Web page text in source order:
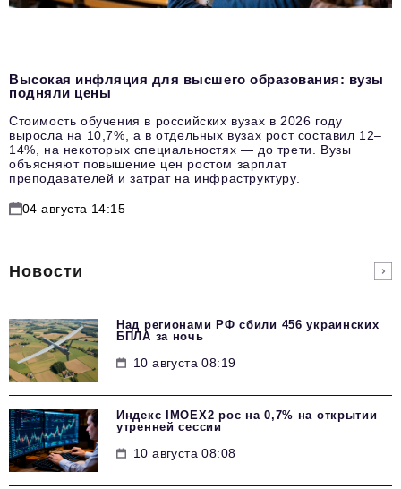
Высокая инфляция для высшего образования: вузы
подняли цены
Стоимость обучения в российских вузах в 2026 году
выросла на 10,7%, а в отдельных вузах рост составил 12–
14%, на некоторых специальностях — до трети. Вузы
объясняют повышение цен ростом зарплат
преподавателей и затрат на инфраструктуру.
04 августа 14:15
Новости
Над регионами РФ сбили 456 украинских
БПЛА за ночь
10 августа 08:19
Индекс IMOEX2 рос на 0,7% на открытии
утренней сессии
10 августа 08:08